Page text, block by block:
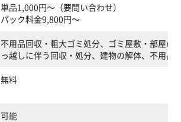
単品1,000円～（要問い合わせ）
パック料金9,800円～
不用品回収・粗大ゴミ処分、ゴミ屋敷・部屋の
っ越しに伴う回収・処分、建物の解体、不用品
無料
可能